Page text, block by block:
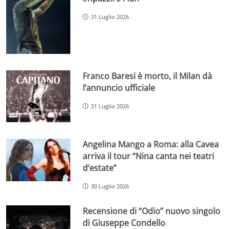
31 Luglio 2026
Franco Baresi è morto, il Milan dà
l’annuncio ufficiale
31 Luglio 2026
Angelina Mango a Roma: alla Cavea
arriva il tour “Nina canta nei teatri
d’estate”
30 Luglio 2026
Recensione di “Odio” nuovo singolo
di Giuseppe Condello